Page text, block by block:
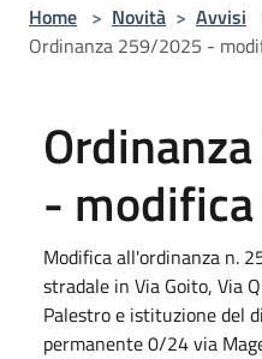
Home > Novità > Avvisi
Ordinanza 259/2025 -
-
Modifica all'ordinanza n.
stradale in Via Goito, Via
Palestro e istituzione del
permanente 0/24 via